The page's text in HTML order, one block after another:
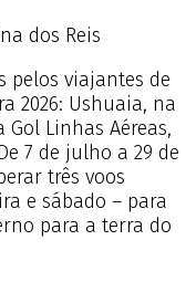
dos Reis
pelos viajantes de
2026: Ushuaia, na
Linhas Aéreas,
7 de julho a 29 de
três voos
e sábado – para
para a terra do